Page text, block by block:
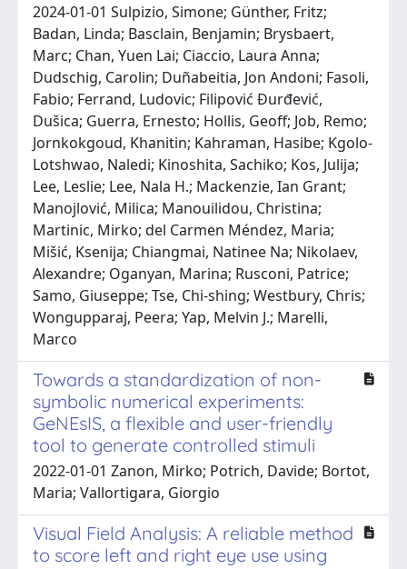
2024-01-01 Sulpizio, Simone; Günther, Fritz;
Badan, Linda; Basclain, Benjamin; Brysbaert,
Marc; Chan, Yuen Lai; Ciaccio, Laura Anna;
Dudschig, Carolin; Duñabeitia, Jon Andoni; Fasoli,
Fabio; Ferrand, Ludovic; Filipović Đurđević,
Dušica; Guerra, Ernesto; Hollis, Geoff; Job, Remo;
Jornkokgoud, Khanitin; Kahraman, Hasibe; Kgolo-
Lotshwao, Naledi; Kinoshita, Sachiko; Kos, Julija;
Lee, Leslie; Lee, Nala H.; Mackenzie, Ian Grant;
Manojlović, Milica; Manouilidou, Christina;
Martinic, Mirko; del Carmen Méndez, Maria;
Mišić, Ksenija; Chiangmai, Natinee Na; Nikolaev,
Alexandre; Oganyan, Marina; Rusconi, Patrice;
Samo, Giuseppe; Tse, Chi-shing; Westbury, Chris;
Wongupparaj, Peera; Yap, Melvin J.; Marelli,
Marco
Towards a standardization of non-
symbolic numerical experiments:
GeNEsIS, a flexible and user-friendly
tool to generate controlled stimuli
2022-01-01 Zanon, Mirko; Potrich, Davide; Bortot,
Maria; Vallortigara, Giorgio
Visual Field Analysis: A reliable method
to score left and right eye use using